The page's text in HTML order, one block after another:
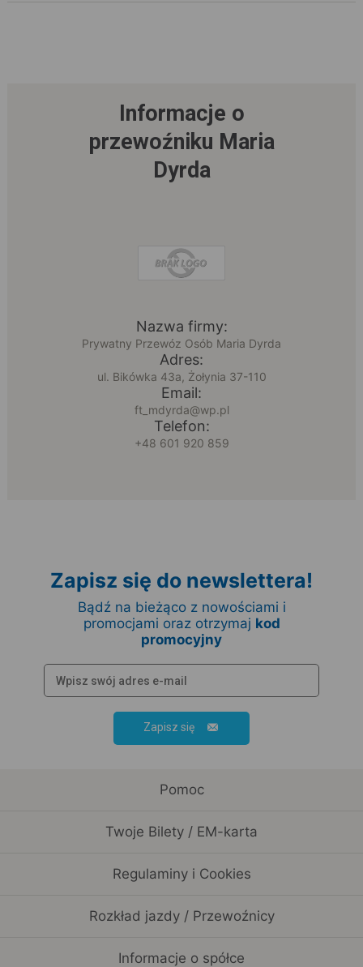
Informacje o
przewoźniku Maria
Dyrda
Nazwa firmy:
Prywatny Przewóz Osób Maria Dyrda
Adres:
ul. Bikówka 43a, Żołynia 37-110
Email:
ft_mdyrda@wp.pl
Telefon:
+48 601 920 859
Zapisz się do newslettera!
Bądź na bieżąco z nowościami i
promocjami oraz otrzymaj kod
promocyjny
Zapisz się
Pomoc
Twoje Bilety / EM-karta
Regulaminy i Cookies
Rozkład jazdy / Przewoźnicy
Informacje o spółce